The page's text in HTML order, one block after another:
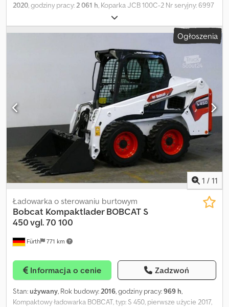
2020, godziny pracy:2 061 h, Koparka JCB 100C-2 Nr seryjny: 6997
Rok produkcji: 2020 Łyżka do kopania, lemiesz czołowy Układ
hydrauliczny Maksymalna wysokość wysypu: 5,490 m Maksymalna
głębokość kopania: 4,940 m Crjdpfjy Sk Rkjx Akvjf Masa
eksploatacyjna: 9 700 kg Godziny pracy: 2061
Ogłoszenia
1 / 11
Fürth 771 km
Ładowarka o sterowaniu burtowym
Bobcat Kompaktlader BOBCAT S
450 vgl. 70 100
Informacja o cenie Zadzwoń
Stan:używany, Rok budowy:2016, godziny pracy:969 h,
Kompaktowy ładowarka BOBCAT, typ: S 450, pierwsze użycie 2017,